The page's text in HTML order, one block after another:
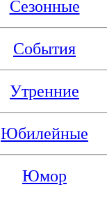
Сезонные
События
Утренние
Юбилейные
Юмор